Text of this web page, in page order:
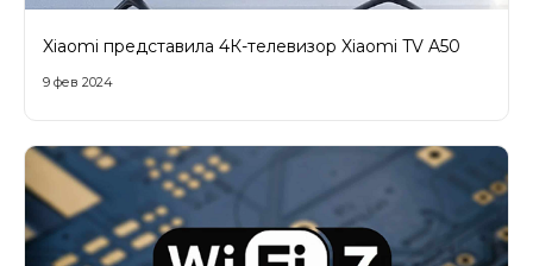
Xiaomi представила 4К-телевизор Xiaomi TV A50
9 фев 2024